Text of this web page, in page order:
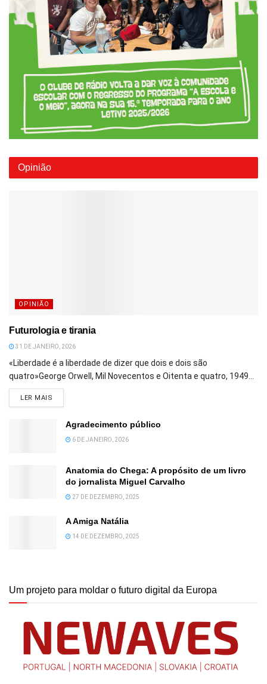
Opinião
OPINIÃO
Futurologia e tirania
31 DE JANEIRO, 2026
«Liberdade é a liberdade de dizer que dois e dois são
quatro»George Orwell, Mil Novecentos e Oitenta e quatro, 1949...
LER MAIS
Agradecimento público
6 DE JANEIRO, 2026
Anatomia do Chega: A propósito de um livro
do jornalista Miguel Carvalho
27 DE DEZEMBRO, 2025
A Amiga Natália
14 DE DEZEMBRO, 2025
Um projeto para moldar o futuro digital da Europa